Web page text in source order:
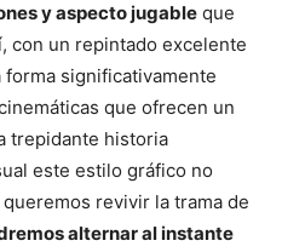
y aspecto jugable que
con un repintado excelente
significativamente
que ofrecen un
trepidante historia
este estilo gráfico no
revivir la trama de
alternar al instante